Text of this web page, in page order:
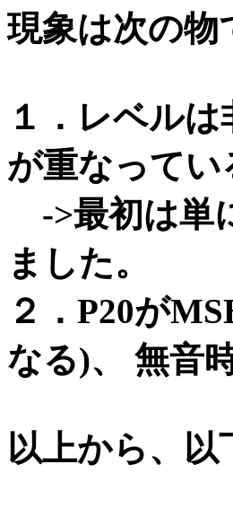
現象は次の物
１．レベル
が重なってい
->最初は単
ました。
２．P20が
なる)、 無音
以上から、